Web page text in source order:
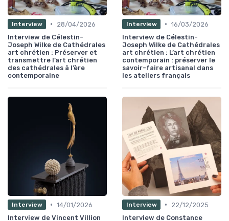
Interview •
28/04/2026
Interview de Célestin-
Joseph Wilke de Cathédrales
art chrétien : Préserver et
transmettre l’art chrétien
des cathédrales à l’ère
contemporaine
Interview • 16/03/2026
Interview de Célestin-
Joseph Wilke de Cathédrales
art chrétien : L’art chrétien
contemporain : préserver le
savoir-faire artisanal dans
les ateliers français
Interview • 14/01/2026
Interview de Vincent Villion
Interview •
22/12/2025
Interview de Constance